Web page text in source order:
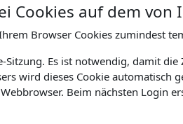
Cookies auf dem von
Browser Cookies zumindest
Sitzung. Es ist notwendig, damit
wird dieses Cookie automatisch
Beim nächsten Login